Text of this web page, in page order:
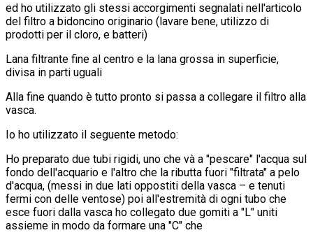
ed ho utilizzato gli stessi accorgimenti segnalati nell'articolo
del filtro a bidoncino originario (lavare bene, utilizzo di
prodotti per il cloro, e batteri)
Lana filtrante fine al centro e la lana grossa in superficie,
divisa in parti uguali
Alla fine quando è tutto pronto si passa a collegare il filtro alla
vasca.
Io ho utilizzato il seguente metodo:
Ho preparato due tubi rigidi, uno che và a "pescare" l'acqua sul
fondo dell'acquario e l'altro che la ributta fuori "filtrata" a pelo
d'acqua, (messi in due lati oppostiti della vasca – e tenuti
fermi con delle ventose) poi all'estremità di ogni tubo che
esce fuori dalla vasca ho collegato due gomiti a "L" uniti
assieme in modo da formare una "C" che